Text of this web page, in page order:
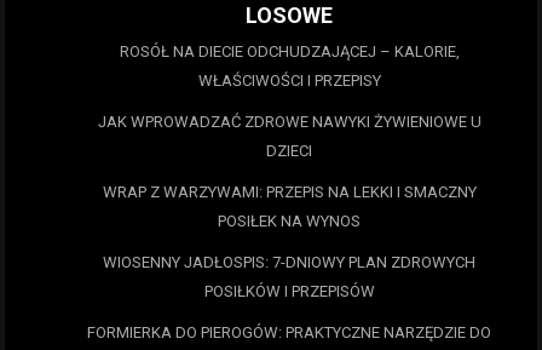
LOSOWE
ROSÓŁ NA DIECIE ODCHUDZAJĄCEJ – KALORIE,
WŁAŚCIWOŚCI I PRZEPISY
JAK WPROWADZAĆ ZDROWE NAWYKI ŻYWIENIOWE U
DZIECI
WRAP Z WARZYWAMI: PRZEPIS NA LEKKI I SMACZNY
POSIŁEK NA WYNOS
WIOSENNY JADŁOSPIS: 7-DNIOWY PLAN ZDROWYCH
POSIŁKÓW I PRZEPISÓW
FORMIERKA DO PIEROGÓW: PRAKTYCZNE NARZĘDZIE DO